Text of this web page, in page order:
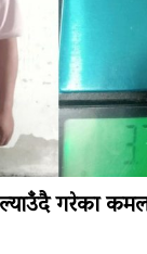
ल्याउँदै गरेका